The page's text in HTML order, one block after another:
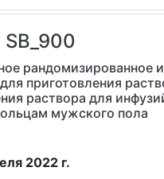
рандомизированное
приготовления
раствора для
мужского пола
2022 г.